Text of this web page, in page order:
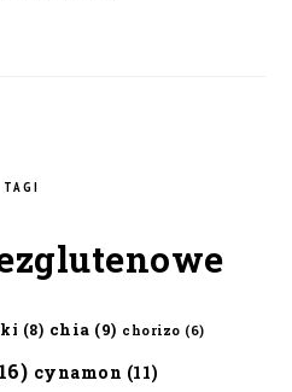
TAGI
(8) chia (9) chorizo (6)
cynamon (11)